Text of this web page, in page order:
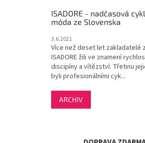
ISADORE - nadčasová
móda ze Slovenska
3.6.2021
Více než deset let zakladatelé
ISADORE žili ve znamení
discipíny a vítězství. Třetinu
byli profesionálními cyk...
ARCHIV